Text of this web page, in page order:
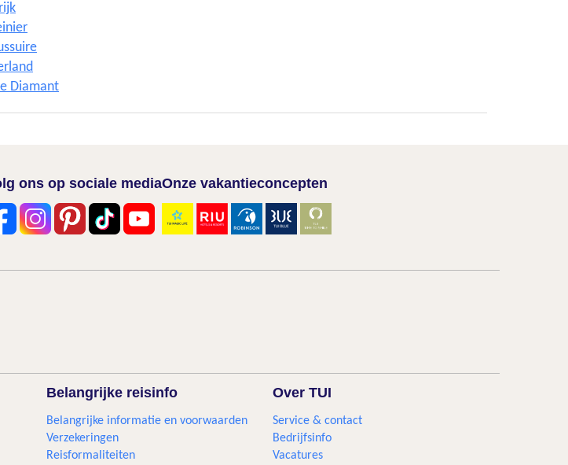
Diamant
ons op sociale mediaOnze vakantieconcepten
Belangrijke reisinfo
Belangrijke informatie en voorwaarden
Verzekeringen
Reisformaliteiten
Over TUI
Service & contact
Bedrijfsinfo
Vacatures